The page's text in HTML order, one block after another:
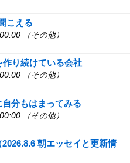
こえる
（その他）
り続けている会社
（その他）
分もはまってみる
（その他）
朝エッセイと更新情